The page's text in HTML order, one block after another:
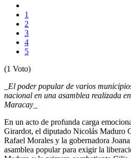
1
2
3
4
5
(1 Voto)
_El poder popular de varios
nacional en una asamblea realizada
Maracay_
En un acto de profunda carga
Girardot, el diputado Nicolás Maduro
Rafael Morales y la gobernadora
asamblea popular para exigir la